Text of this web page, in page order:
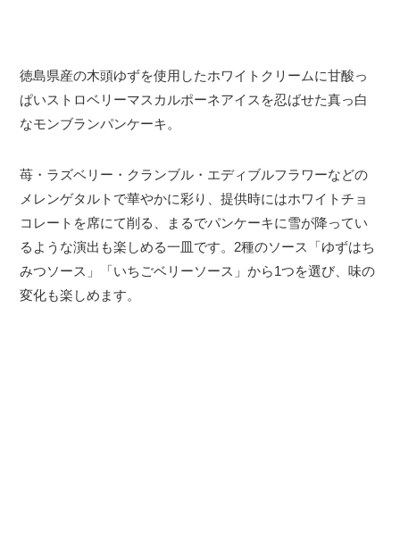
徳島県産の木頭ゆずを使用したホワイトクリームに甘酸っ
ぱいストロベリーマスカルポーネアイスを忍ばせた真っ白
なモンブランパンケーキ。
苺・ラズベリー・クランブル・エディブルフラワーなどの
メレンゲタルトで華やかに彩り、提供時にはホワイトチョ
コレートを席にて削る、まるでパンケーキに雪が降ってい
るような演出も楽しめる一皿です。2種のソース「ゆずはち
みつソース」「いちごベリーソース」から1つを選び、味の
変化も楽しめます。